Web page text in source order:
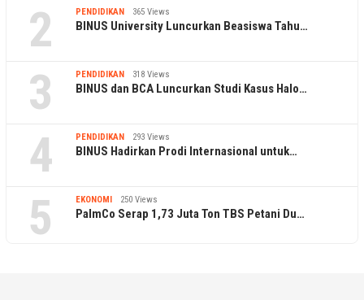
2 PENDIDIKAN 365 Views
BINUS University Luncurkan Beasiswa Tahu…
3 PENDIDIKAN 318 Views
BINUS dan BCA Luncurkan Studi Kasus Halo…
4 PENDIDIKAN 293 Views
BINUS Hadirkan Prodi Internasional untuk…
5 EKONOMI 250 Views
PalmCo Serap 1,73 Juta Ton TBS Petani Du…